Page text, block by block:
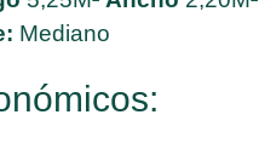
Mediano